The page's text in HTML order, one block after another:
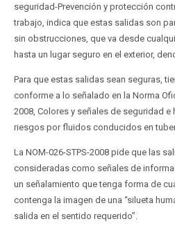
seguridad-Prevención y protección
trabajo, indica que estas salidas son
sin obstrucciones, que va desde
hasta un lugar seguro en el exterior,
Para que estas salidas sean seguras,
conforme a lo señalado en la Norma
2008, Colores y señales de seguridad
riesgos por fluidos conducidos en
La NOM-026-STPS-2008 pide que las
consideradas como señales de
un señalamiento que tenga forma de
contenga la imagen de una “silueta
salida en el sentido requerido”.